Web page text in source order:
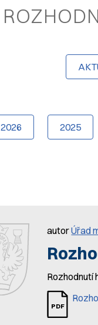
2026 2025
autorÚřad
Rozhodnutí